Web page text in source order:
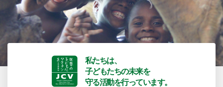
私たちは、
子どもたちの未来を
守る活動を行っています。